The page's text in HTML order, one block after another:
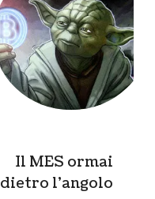
Il MES ormai
dietro l’angolo